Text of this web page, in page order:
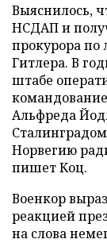
Выяснилось,
НСДАП и
прокурора
Гитлера. В
штабе
Альфреда
Норвегию
пишет Коц.
Военкор
реакцией
на слова